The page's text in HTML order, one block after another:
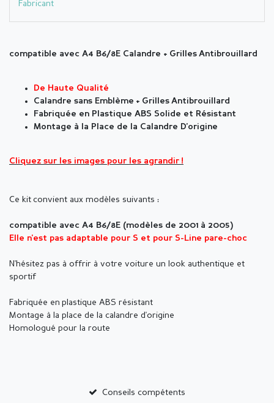
Fabricant
compatible avec A4 B6/8E Calandre + Grilles Antibrouillard
De Haute Qualité
Calandre sans Emblème + Grilles Antibrouillard
Fabriquée en Plastique ABS Solide et Résistant
Montage à la Place de la Calandre D'origine
Cliquez sur les images pour les agrandir !
Ce kit convient aux modèles suivants :
compatible avec A4 B6/8E (modèles de 2001 à 2005)
Elle n'est pas adaptable pour S et pour S-Line pare-choc
N'hésitez pas à offrir à votre voiture un look authentique et
sportif
Fabriquée en plastique ABS résistant
Montage à la place de la calandre d'origine
Homologué pour la route
Conseils compétents